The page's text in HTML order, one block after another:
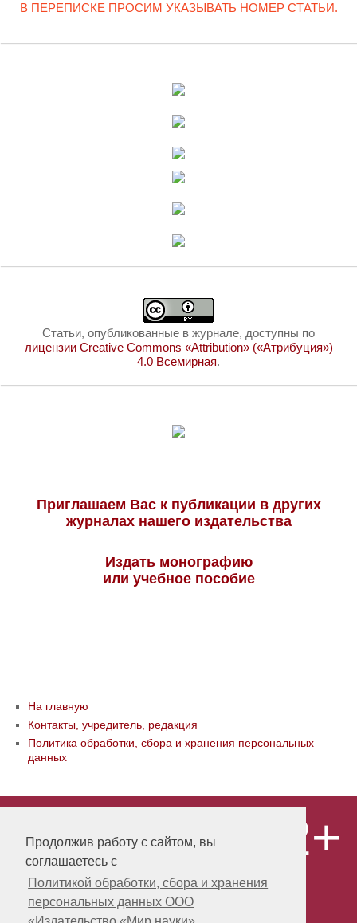
Продолжив работу с сайтом, вы
соглашаетесь с
Политикой обработки, сбора и хранения
персональных данных ООО
В ПЕРЕПИСКЕ ПРОСИМ УКАЗЫВАТЬ НОМЕР СТАТЬИ.
Статьи, опубликованные в журнале, доступны по
лицензии Creative Commons «Attribution» («Атрибуция»)
4.0 Всемирная.
Приглашаем Вас к публикации в других
журналах нашего издательства
Издать монографию
или учебное пособие
На главную
Контакты, учредитель, редакция
Политика обработки, сбора и хранения персональных
данных
«Publishing company «World of science»,
LLC Материалы, размещенные на сайте,
охраняются Законом о защите авторских
прав. Публикация любых материалов
этого сайта запрещена без
предварительного согласования с
издательством. Авторские права на
12+